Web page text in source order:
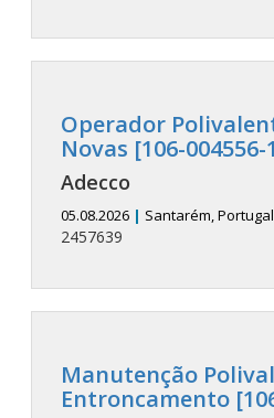
Operador
Novas [106-004556-
Adecco
05.08.2026 | Santarém, Portugal
2457639
Manutenção
Entroncamento